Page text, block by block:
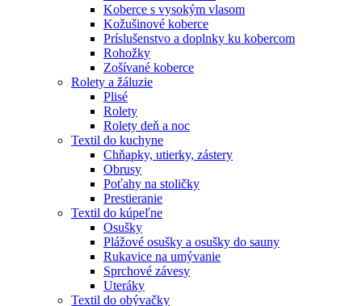
Koberce s vysokým vlasom
Kožušinové koberce
Príslušenstvo a doplnky ku kobercom
Rohožky
Zošívané koberce
Rolety a žáluzie
Plisé
Rolety
Rolety deň a noc
Textil do kuchyne
Chňapky, utierky, zástery
Obrusy
Poťahy na stoličky
Prestieranie
Textil do kúpeľne
Osušky
Plážové osušky a osušky do sauny
Rukavice na umývanie
Sprchové závesy
Uteráky
Textil do obývačky